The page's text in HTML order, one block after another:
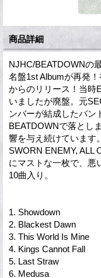
商品詳細
NJHC/BEATDOWNの
名盤1st Albumが再発
からのリリース！当時
いましたが廃盤。元
ンバーが結成したバン
BEATDOWNで落とし
響を与え続けています
SWORN ENEMY, ALL
にマストな一枚で、悪
10曲入り。
1. Showdown
2. Blackest Dawn
3. This World Is Mine
4. Kings Cannot Fall
5. Last Straw
6. Medusa